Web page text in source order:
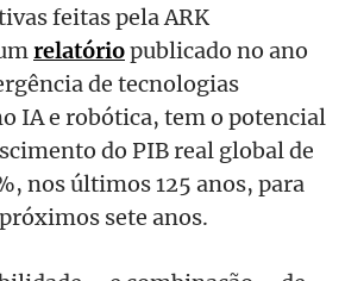
feitas pela ARK
relatóriopublicado no ano
de tecnologias
IA e robótica, tem o potencial
do PIB real global de
nos últimos 125 anos, para
sete anos.